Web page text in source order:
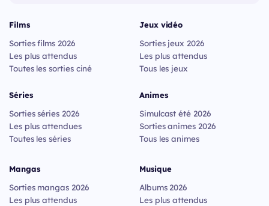
Films
Sorties films 2026
Les plus attendus
Toutes les sorties ciné
Séries
Sorties séries 2026
Les plus attendues
Toutes les séries
Jeux vidéo
Sorties jeux 2026
Les plus attendus
Tous les jeux
Animes
Simulcast été 2026
Sorties animes 2026
Tous les animes
Mangas
Sorties mangas 2026
Les plus attendus
Musique
Albums 2026
Les plus attendus